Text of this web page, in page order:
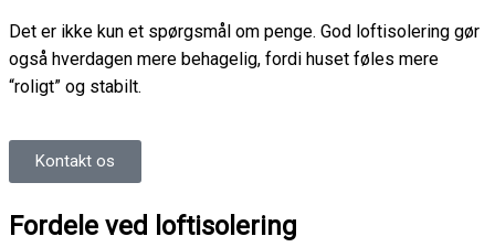
Det er ikke kun et spørgsmål om penge. God loftisolering gør
også hverdagen mere behagelig, fordi huset føles mere
“roligt” og stabilt.
Kontakt os
Fordele ved loftisolering